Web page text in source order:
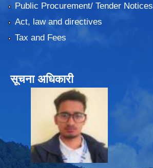
Public Procurement/ Tender Notices
Act, law and directives
Tax and Fees
सूचना अधिकारी